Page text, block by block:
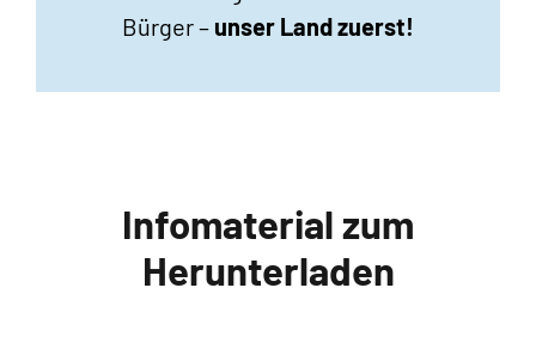
Bürger – unser Land zuerst!
Infomaterial zum
Herunterladen